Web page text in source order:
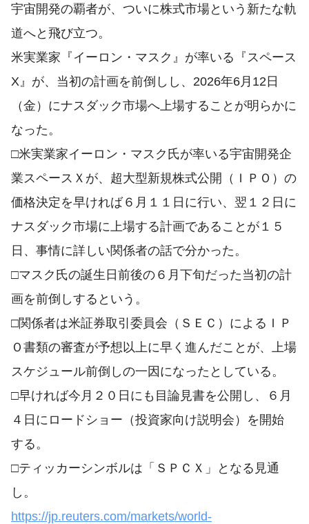
宇宙開発の覇者が、ついに株式市場という新たな軌
道へと飛び立つ。
米実業家『イーロン・マスク』が率いる『スペース
X』が、当初の計画を前倒しし、2026年6月12日
（金）にナスダック市場へ上場することが明らかに
なった。
□米実業家イーロン・マスク氏が率いる宇宙開発企
業ス​ペースＸが、超大型新規株式公開（ＩＰＯ）‌の
価格決定を早ければ６月１１日に行い、翌１２日に
ナスダック市場に上場する計画であることが１５
日、事情​に詳しい関係者の話で分かった。
□マス​ク氏の誕生日前後の６月下旬だった当初⁠の計
画を前倒しするという。
□関​係者は米証券取引委員会（ＳＥＣ）によるＩＰ
Ｏ書類の審​査が予想以上に早く進んだことが、上場
スケジュール前倒しの一因になったとしてい​る。
□早ければ今月２０日にも目論見書を公​開し、６月
４日にロードショー（投資家向け説明会）を開‌始
す⁠る。
□ティッカーシンボルは「ＳＰＣＸ」となる見通
し。
https://jp.reuters.com/markets/world-